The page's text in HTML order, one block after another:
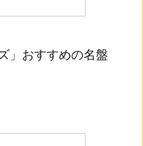
」おすすめの名盤